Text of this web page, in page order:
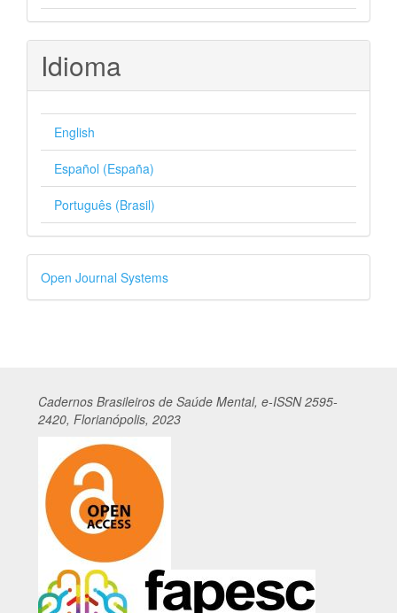
Idioma
English
Español (España)
Português (Brasil)
Desenvolvido
por
Open Journal Systems
Cadernos Brasileiros de Saúde Mental, e-ISSN 2595-
2420, Florianópolis, 2023